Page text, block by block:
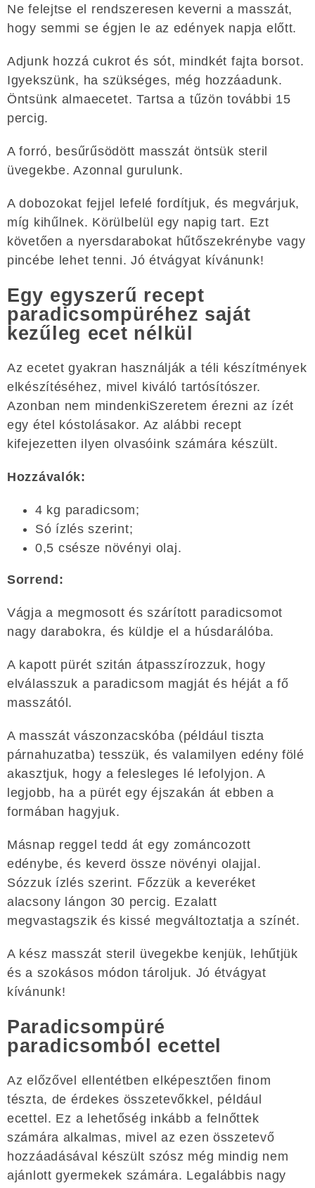
Ne felejtse el rendszeresen keverni a masszát,
hogy semmi se égjen le az edények napja előtt.
Adjunk hozzá cukrot és sót, mindkét fajta borsot.
Igyekszünk, ha szükséges, még hozzáadunk.
Öntsünk almaecetet. Tartsa a tűzön további 15
percig.
A forró, besűrűsödött masszát öntsük steril
üvegekbe. Azonnal gurulunk.
A dobozokat fejjel lefelé fordítjuk, és megvárjuk,
míg kihűlnek. Körülbelül egy napig tart. Ezt
követően a nyersdarabokat hűtőszekrénybe vagy
pincébe lehet tenni. Jó étvágyat kívánunk!
Egy egyszerű recept
paradicsompüréhez saját
kezűleg ecet nélkül
Az ecetet gyakran használják a téli készítmények
elkészítéséhez, mivel kiváló tartósítószer.
Azonban nem mindenkiSzeretem érezni az ízét
egy étel kóstolásakor. Az alábbi recept
kifejezetten ilyen olvasóink számára készült.
Hozzávalók:
4 kg paradicsom;
Só ízlés szerint;
0,5 csésze növényi olaj.
Sorrend:
Vágja a megmosott és szárított paradicsomot
nagy darabokra, és küldje el a húsdarálóba.
A kapott pürét szitán átpasszírozzuk, hogy
elválasszuk a paradicsom magját és héját a fő
masszától.
A masszát vászonzacskóba (például tiszta
párnahuzatba) tesszük, és valamilyen edény fölé
akasztjuk, hogy a felesleges lé lefolyjon. A
legjobb, ha a pürét egy éjszakán át ebben a
formában hagyjuk.
Másnap reggel tedd át egy zománcozott
edénybe, és keverd össze növényi olajjal.
Sózzuk ízlés szerint. Főzzük a keveréket
alacsony lángon 30 percig. Ezalatt
megvastagszik és kissé megváltoztatja a színét.
A kész masszát steril üvegekbe kenjük, lehűtjük
és a szokásos módon tároljuk. Jó étvágyat
kívánunk!
Paradicsompüré
paradicsomból ecettel
Az előzővel ellentétben elképesztően finom
tészta, de érdekes összetevőkkel, például
ecettel. Ez a lehetőség inkább a felnőttek
számára alkalmas, mivel az ezen összetevő
hozzáadásával készült szósz még mindig nem
ajánlott gyermekek számára. Legalábbis nagy